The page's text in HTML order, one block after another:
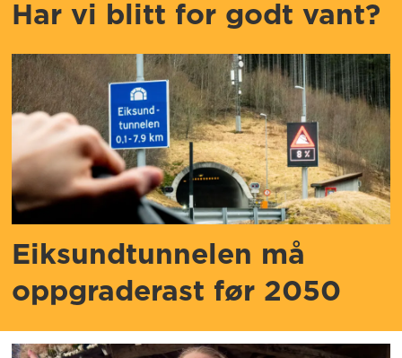
Har vi blitt for godt vant?
Eiksundtunnelen må
oppgraderast før 2050